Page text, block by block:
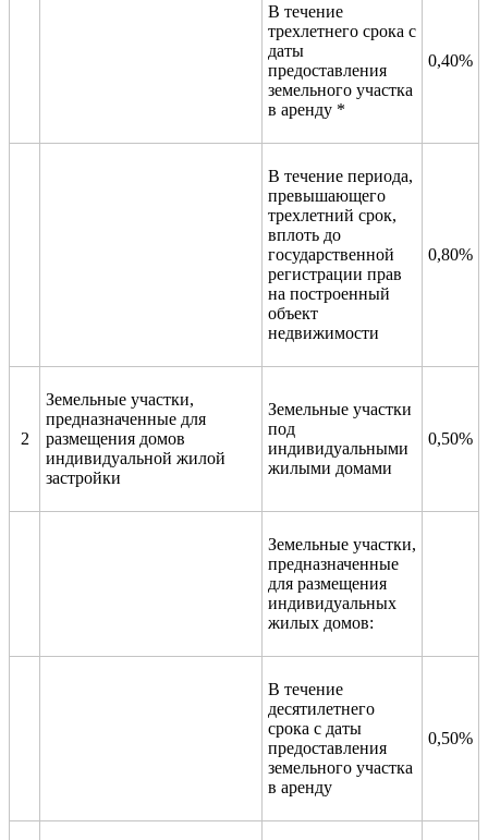
В течение
трехлетнего срока с
даты
предоставления
земельного участка
в аренду *
0,40%
В течение периода,
превышающего
трехлетний срок,
вплоть до
государственной
регистрации прав
на построенный
объект
недвижимости
0,80%
2
Земельные участки,
предназначенные для
размещения домов
индивидуальной жилой
застройки
Земельные участки
под
индивидуальными
жилыми домами
0,50%
Земельные участки,
предназначенные
для размещения
индивидуальных
жилых домов:
В течение
десятилетнего
срока с даты
предоставления
земельного участка
в аренду
0,50%